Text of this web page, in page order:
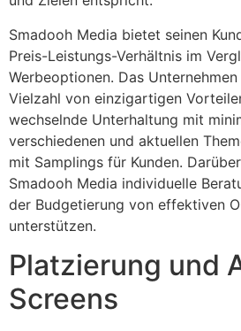
Smadooh Media bietet seinen
Preis-Leistungs-Verhältnis im
Werbeoptionen. Das
Vielzahl von einzigartigen
wechselnde Unterhaltung mit
verschiedenen und aktuellen
mit Samplings für Kunden.
Smadooh Media individuelle
der Budgetierung von effektiven
unterstützen.
Platzierung und
Screens